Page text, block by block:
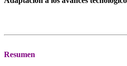
Resumen